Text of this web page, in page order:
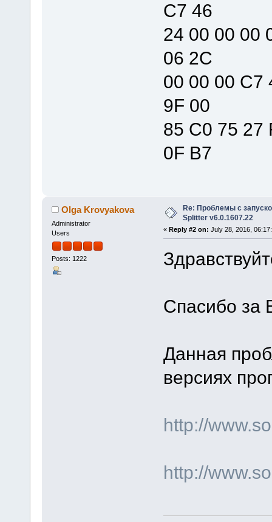
C7 46
24 00 00 00
06 2C
00 00 00 C7
9F 00
85 C0 75 27
0F B7
Olga Krovyakova
Administrator
Users
Posts: 1222
Re: Проблемы с
Splitter v6.0.1607.22
« Reply #2 on: July 28, 2016,
Спасибо за
Данная
версиях
http://
http://